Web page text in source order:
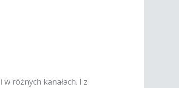
różnych kanałach. I z